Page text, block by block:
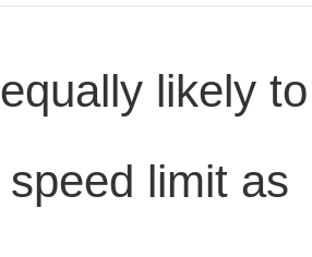
equally likely
speed limit as